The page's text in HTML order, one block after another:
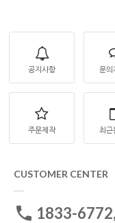
공지사항 문의
주문제작 최근
CUSTOMER CENTER
1833-